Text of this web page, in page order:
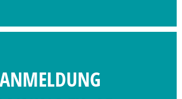
ANMELDUNG